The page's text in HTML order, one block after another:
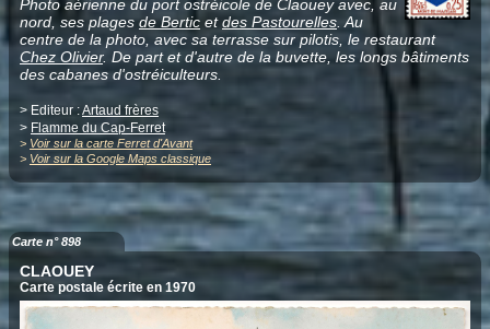
Photo aérienne du port ostréicole de Claouey avec, au
nord, ses plagesde Bertic etdes Pastourelles . Au
centre de la photo, avec sa terrasse sur pilotis, le restaurant
Chez Olivier. De part et d'autre de la buvette, les longs bâtiments
des cabanes d'ostréiculteurs.
> Editeur :Artaud frères
> Flamme du Cap-Ferret
> Voir sur la carte Ferret d'Avant
> Voir sur la Google Maps classique
Carte n° 898
CLAOUEY
Carte postale écrite en 1970